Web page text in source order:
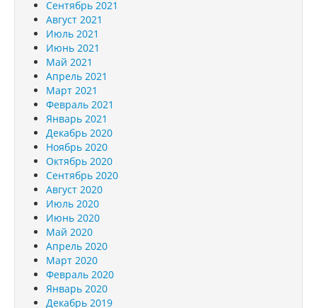
Сентябрь 2021
Август 2021
Июль 2021
Июнь 2021
Май 2021
Апрель 2021
Март 2021
Февраль 2021
Январь 2021
Декабрь 2020
Ноябрь 2020
Октябрь 2020
Сентябрь 2020
Август 2020
Июль 2020
Июнь 2020
Май 2020
Апрель 2020
Март 2020
Февраль 2020
Январь 2020
Декабрь 2019